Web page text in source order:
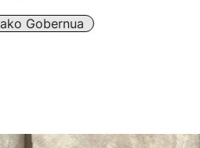
Gobernua